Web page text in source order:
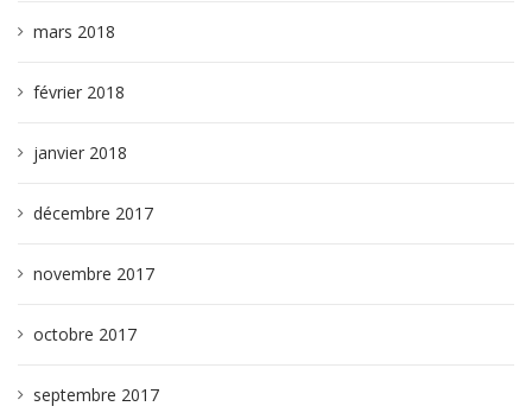
mars 2018
février 2018
janvier 2018
décembre 2017
novembre 2017
octobre 2017
septembre 2017